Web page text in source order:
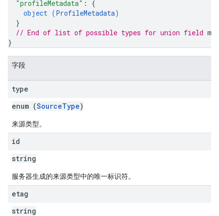
"profileMetadata" : {
object (ProfileMetadata)
}
// End of list of possible types for union field
}
字段
type
enum (SourceType)
来源类型。
id
string
服务器生成的来源类型中的唯一标识符。
etag
string